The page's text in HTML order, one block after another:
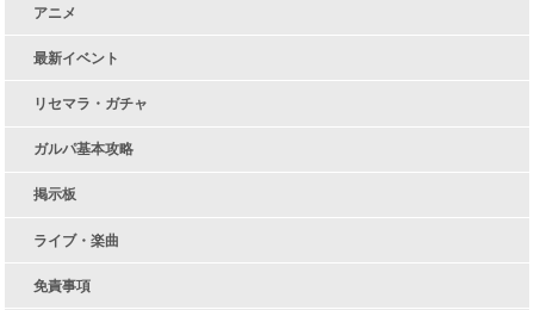
アニメ
最新イベント
リセマラ・ガチャ
ガルパ基本攻略
掲示板
ライブ・楽曲
免責事項